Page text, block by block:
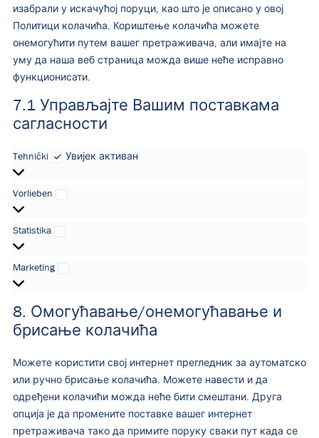
изабрали у искачућој поруци, као што је описано у овој
Политици колачића. Кориштење колачића можете
онемогућити путем вашег претраживача, али имајте на
уму да наша веб страница можда више неће исправно
функционисати.
7.1 Управљајте Вашим поставкама
сагласности
Tehnički Tehnički
Увијек активан
Vorlieben
Statistika
Marketing
8. Омогућавање/онемогућавање и
брисање колачића
Можете користити свој интернет прегледник за аутоматско
или ручно брисање колачића. Можете навести и да
одређени колачићи можда неће бити смештани. Друга
опција је да промените поставке вашег интернет
претраживача тако да примите поруку сваки пут када се